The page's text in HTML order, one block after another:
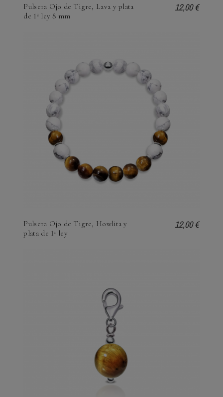
Pulsera Ojo de Tigre, Lava y plata
de 1ª ley 8 mm
12,00 €
Pulsera Ojo de Tigre, Howlita y
plata de 1ª ley
12,00 €